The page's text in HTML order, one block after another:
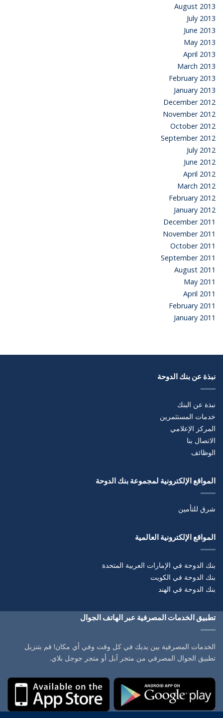
August 2013
July 2013
June 2013
May 2013
April 2013
March 2013
February 2013
January 2013
December 2012
November 2012
October 2012
September 2012
July 2012
June 2012
April 2012
March 2012
February 2012
January 2012
December 2011
November 2011
October 2011
September 2011
August 2011
May 2011
April 2011
February 2011
January 2011
نبذة عن بنك الدوحة
نبذة عن البنك
خدمات المستثمرين
المركز الإعلامي
الاتصال بنا
الوظائف
المواقع الإلكترونية لمجموعة بنك الدوحة
شرق للتأمين
المواقع الإلكترونية العالمية
بنك الدوحة في الإمارات العربية المتحدة
بنك الدوحة في الكويت
بنك الدوحة في الهند
تطبيق الخدمات المصرفية عبر الهاتف الجوال
الخدمات المصرفية بين يديك في كل وقت وفي أي مكان! قم بتنزيل
تطبيق الجوال المصرفي من متجر آبل أو متجر جوجل بلاي.